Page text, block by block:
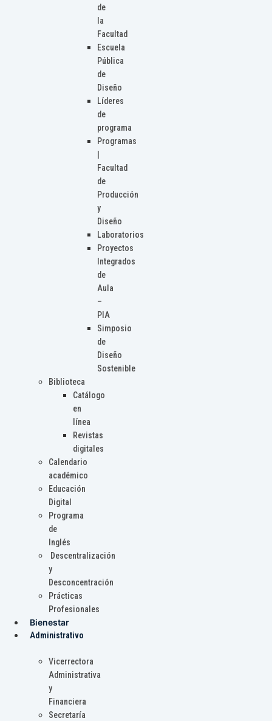
de
la
Facultad
Escuela
Pública
de
Diseño
Líderes
de
programa
Programas
Facultad
de
Producción
y
Diseño
Laboratorios
Proyectos
Integrados
de
Aula
–
PIA
Simposio
de
Diseño
Sostenible
Biblioteca
Catálogo
en
línea
Revistas
digitales
Calendario
académico
Educación
Digital
Programa
de
Inglés
Descentralización
y
Desconcentración
Prácticas
Profesionales
Bienestar
Administrativo
Vicerrectora
Administrativa
y
Financiera
Secretaría